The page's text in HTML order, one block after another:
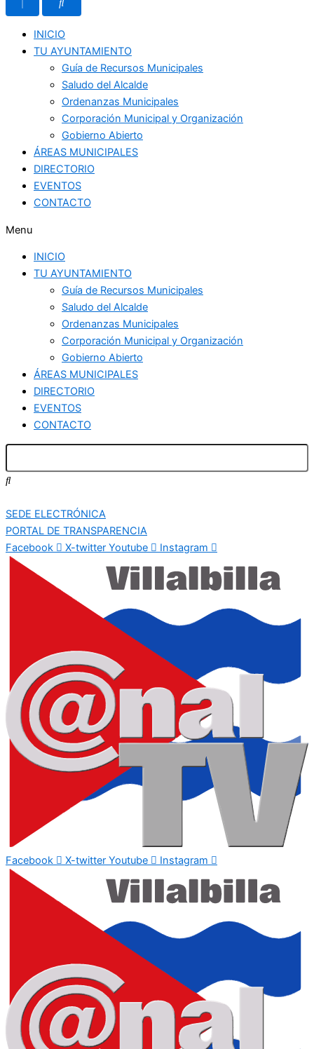
INICIO
TU AYUNTAMIENTO
Guía de Recursos Municipales
Saludo del Alcalde
Ordenanzas Municipales
Corporación Municipal y Organización
Gobierno Abierto
ÁREAS MUNICIPALES
DIRECTORIO
EVENTOS
CONTACTO
Menu
INICIO
TU AYUNTAMIENTO
Guía de Recursos Municipales
Saludo del Alcalde
Ordenanzas Municipales
Corporación Municipal y Organización
Gobierno Abierto
ÁREAS MUNICIPALES
DIRECTORIO
EVENTOS
CONTACTO
SEDE ELECTRÓNICA
PORTAL DE TRANSPARENCIA
Facebook
X-twitter Youtube Instagram
Facebook X-twitter Youtube Instagram